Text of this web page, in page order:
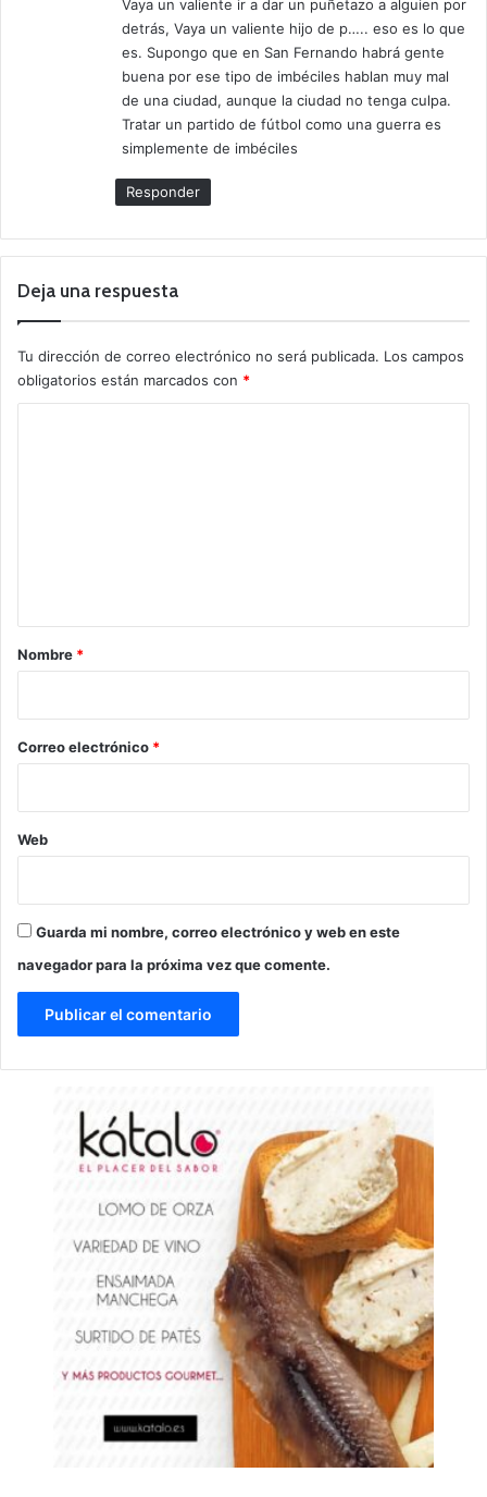
Vaya un valiente ir a dar un puñetazo a alguien por
detrás, Vaya un valiente hijo de p….. eso es lo que
es. Supongo que en San Fernando habrá gente
buena por ese tipo de imbéciles hablan muy mal
de una ciudad, aunque la ciudad no tenga culpa.
Tratar un partido de fútbol como una guerra es
simplemente de imbéciles
Responder
Deja una respuesta
Tu dirección de correo electrónico no será publicada. Los campos
obligatorios están marcados con *
r
*
Nombre *
Correo electrónico *
Web
Guarda mi nombre, correo electrónico y web en este
navegador para la próxima vez que comente.